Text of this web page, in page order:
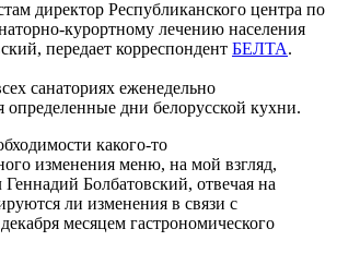
директор Республиканского центра по
курортному лечению населения
передает корреспондент БЕЛТА.
санаториях еженедельно
определенные дни белорусской кухни.
какого-то
изменения меню, на мой взгляд,
Геннадий Болбатовский, отвечая на
ли изменения в связи с
месяцем гастрономического